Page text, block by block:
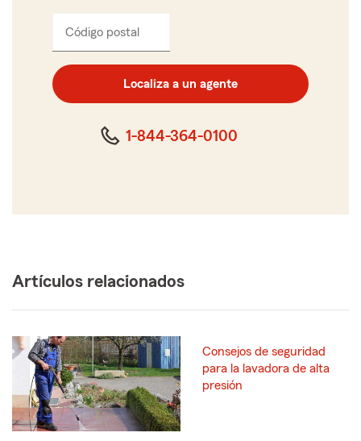
Código postal
código
postal
de
cinco
Localiza a un agente
1-844-364-0100
Artículos relacionados
Consejos de seguridad
para la lavadora de alta
presión